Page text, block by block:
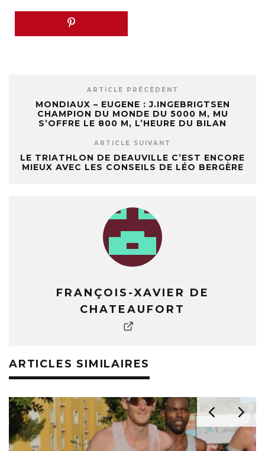
ARTICLE PRÉCÉDENT
MONDIAUX – EUGENE : J.INGEBRIGTSEN
CHAMPION DU MONDE DU 5000 M, MU
S’OFFRE LE 800 M, L’HEURE DU BILAN
ARTICLE SUIVANT
LE TRIATHLON DE DEAUVILLE C’EST ENCORE
MIEUX AVEC LES CONSEILS DE LÉO BERGÈRE
FRANÇOIS-XAVIER DE
CHATEAUFORT
ARTICLES SIMILAIRES